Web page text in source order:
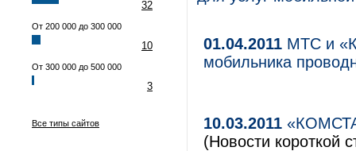
32
От 200 000 до 300 000
10
От 300 000 до 500 000
3
Все типы сайтов
01.04.2011 МТС и
мобильника
10.03.2011
(Новости короткой